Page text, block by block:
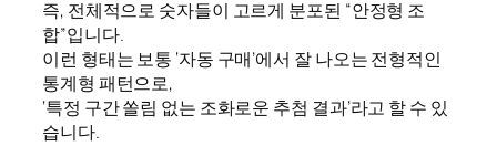
즉, 전체적으로 숫자들이 고르게 분포된 “안정형 조
합”입니다.
이런 형태는 보통 ‘자동 구매’에서 잘 나오는 전형적인
통계형 패턴으로,
‘특정 구간 쏠림 없는 조화로운 추첨 결과’라고 할 수 있
습니다.